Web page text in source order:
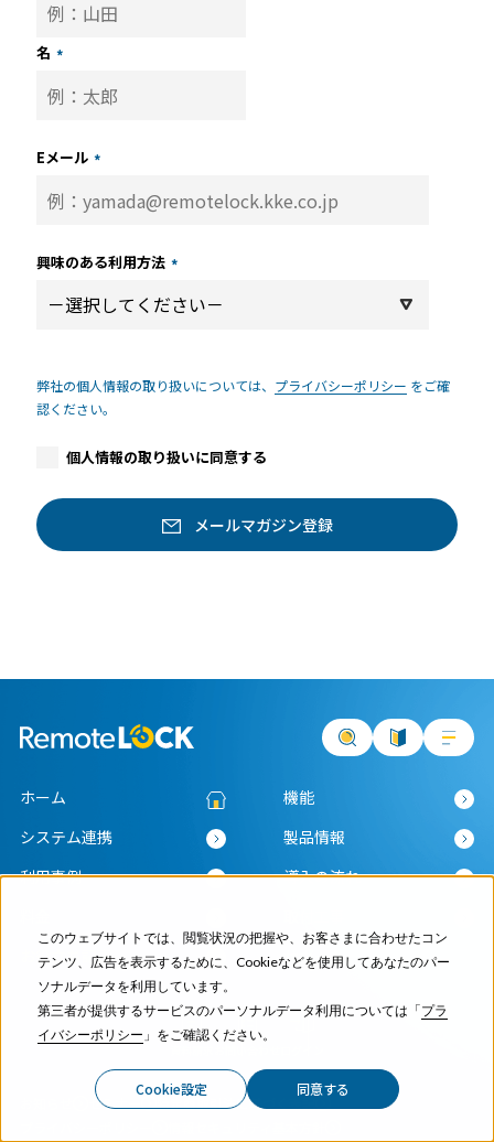
このウェブサイトでは、閲覧状況の把握や、お客さまに合わせたコン
テンツ、広告を表示するために、Cookieなどを使用してあなたのパー
ソナルデータを利用しています。
第三者が提供するサービスのパーソナルデータ利用については「プラ
イバシーポリシー 」をご確認ください。
Cookie設定 同意する
名 *
Eメール *
興味のある利用方法 *
弊社の個人情報の取り扱いについては、 プライバシーポリシー をご確
認ください。
個人情報の取り扱いに同意する
ホーム
機能
システム連携
製品情報
利用事例
導入の流れ
お役立ち記事
サポート
セミナー
特定商取引法に基づく表記